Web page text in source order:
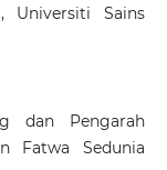
Universiti Sains
dan Pengarah
Fatwa Sedunia